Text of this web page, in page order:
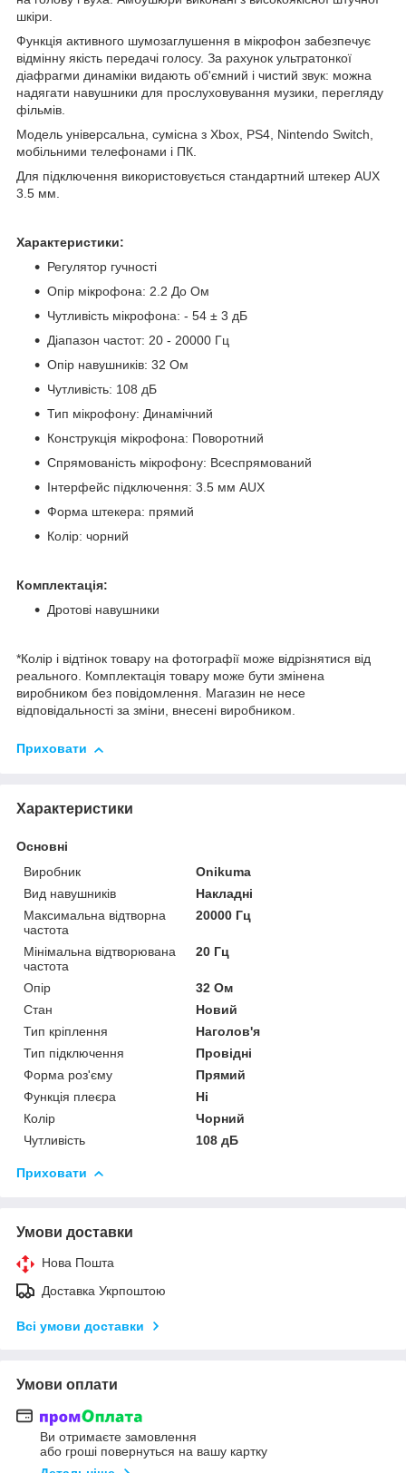
шкіри.
Функція активного шумозаглушення в мікрофон забезпечує
відмінну якість передачі голосу. За рахунок ультратонкої
діафрагми динаміки видають об'ємний і чистий звук: можна
надягати навушники для прослуховування музики, перегляду
фільмів.
Модель універсальна, сумісна з Xbox, PS4, Nintendo Switch,
мобільними телефонами і ПК.
Для підключення використовується стандартний штекер AUX
3.5 мм.
Характеристики:
Регулятор гучності
Опір мікрофона: 2.2 До Ом
Чутливість мікрофона: - 54 ± 3 дБ
Діапазон частот: 20 - 20000 Гц
Опір навушників: 32 Ом
Чутливість: 108 дБ
Тип мікрофону: Динамічний
Конструкція мікрофона: Поворотний
Спрямованість мікрофону: Всеспрямований
Інтерфейс підключення: 3.5 мм AUX
Форма штекера: прямий
Колір: чорний
Комплектація:
Дротові навушники
*Колір і відтінок товару на фотографії може відрізнятися від
реального. Комплектація товару може бути змінена
виробником без повідомлення. Магазин не несе
відповідальності за зміни, внесені виробником.
Приховати
Характеристики
Основні
Виробник
Onikuma
Вид навушників
Накладні
Максимальна відтворна
частота
20000 Гц
Мінімальна відтворювана
частота
20 Гц
Опір
32 Ом
Стан
Новий
Тип кріплення
Наголов'я
Тип підключення
Провідні
Форма роз'єму
Прямий
Функція плеєра
Ні
Колір
Чорний
Чутливість
108 дБ
Приховати
Умови доставки
Нова Пошта
Доставка Укрпоштою
Всі умови доставки
Умови оплати
Ви отримаєте замовлення
або гроші повернуться на вашу картку